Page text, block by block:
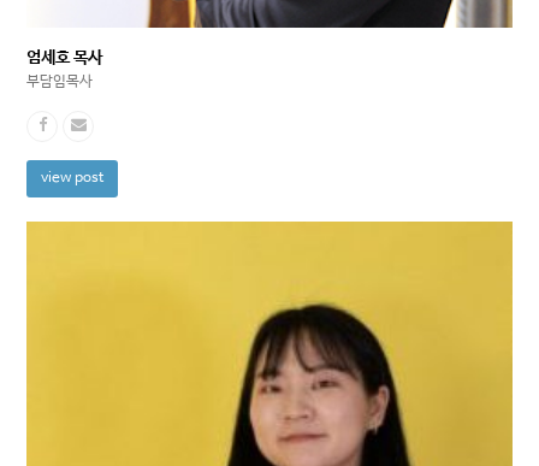
엄세호 목사
부담임목사
view post